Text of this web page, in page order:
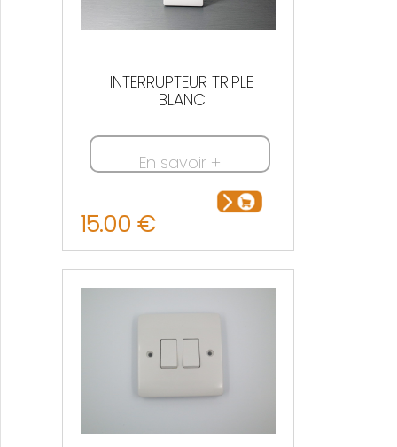
INTERRUPTEUR TRIPLE
BLANC
En savoir +
15.00 €